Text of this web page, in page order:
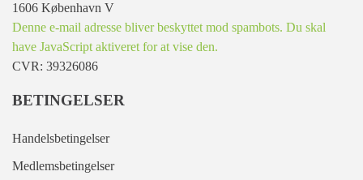
1606 København V
Denne e-mail adresse bliver beskyttet mod spambots. Du skal
have JavaScript aktiveret for at vise den.
CVR: 39326086
BETINGELSER
Handelsbetingelser
Medlemsbetingelser